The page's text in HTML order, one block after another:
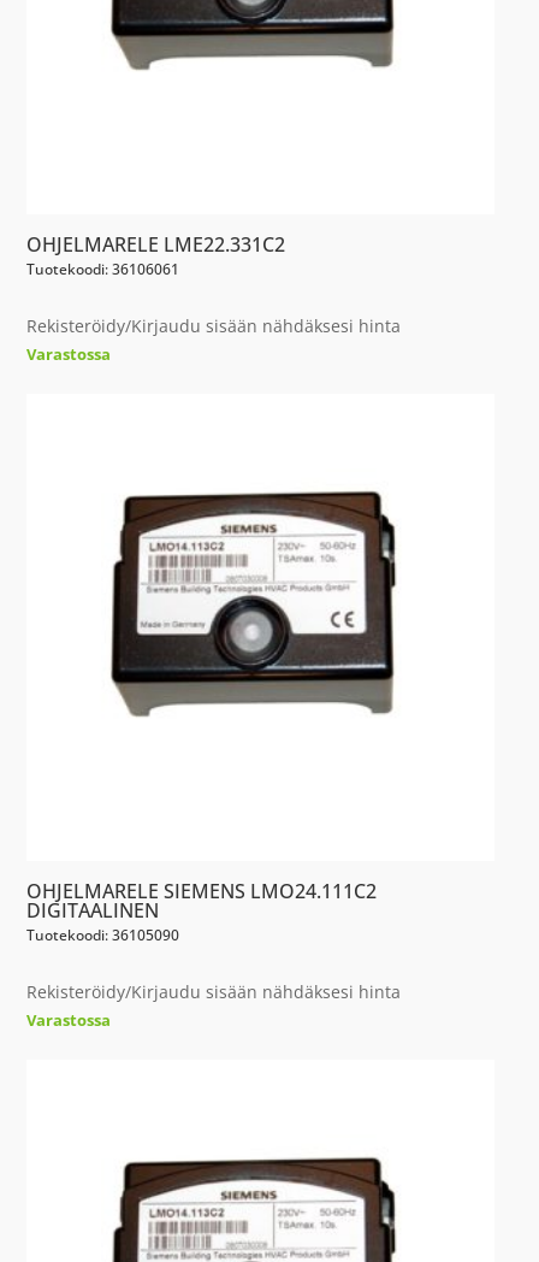
OHJELMARELE LME22.331C2
Tuotekoodi: 36106061
Rekisteröidy/Kirjaudu sisään nähdäksesi hinta
Varastossa
OHJELMARELE SIEMENS LMO24.111C2
DIGITAALINEN
Tuotekoodi: 36105090
Rekisteröidy/Kirjaudu sisään nähdäksesi hinta
Varastossa